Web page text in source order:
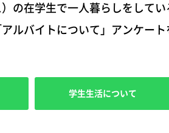
の在学生で一人暮らしをして
ルバイトについて」アンケート
学生生活について